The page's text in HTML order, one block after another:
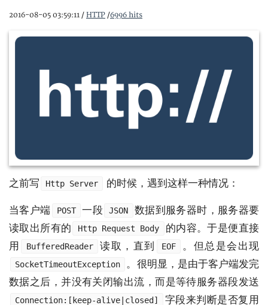
2016-08-05 03:59:11 / HTTP /6996 hits
之前写 Http Server 的时候，遇到这样一种情况：
当客户端 POST 一段 JSON
数据到服务器时，服务器要
读取出所有的
Http Request Body
的内容。于是便直接
用
BufferedReader 读取，直到 EOF 。但总是会出现
SocketTimeoutException
。很明显，是由于客户端发完
数据之后，并没有关闭输出流，而是等待服务器段发送
Connection:[keep-alive|closed] 字段来判断是否复用